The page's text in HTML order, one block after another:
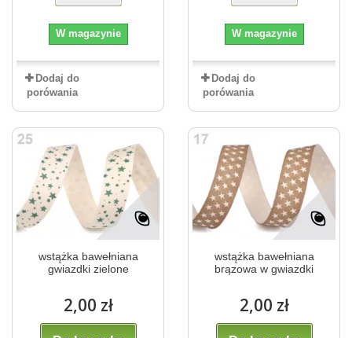
W magazynie
Dodaj do
porówania
W magazynie
Dodaj do
porówania
wstążka bawełniana
gwiazdki zielone
2,00 zł
wstążka bawełniana
brązowa w gwiazdki
2,00 zł